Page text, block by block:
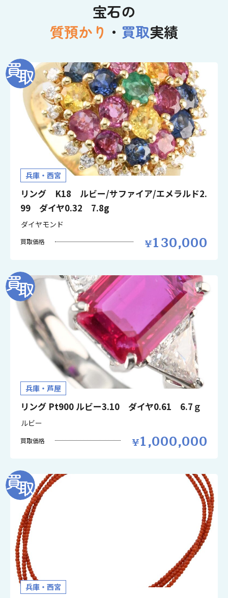
宝石の
質預かり ・ 買取実績
兵庫・西宮
リング K18 ルビー/サファイア/エメラルド2.
99 ダイヤ0.32 7.8g
ダイヤモンド
買取価格 130,000
兵庫・芦屋
リング Pt900 ルビー3.10 ダイヤ0.61 6.7ｇ
ルビー
買取価格 1,000,000
兵庫・西宮